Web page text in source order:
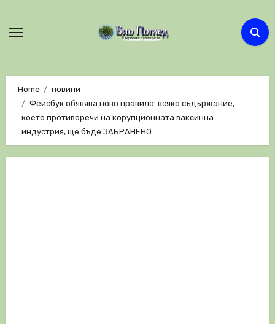
Home
новини
Фейсбук обявява ново правило: всяко съдържание,
което противоречи на корупционната ваксинна
индустрия, ще бъде ЗАБРАНЕНО